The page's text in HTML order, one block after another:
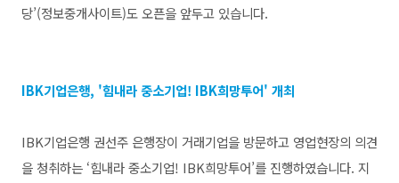
당’(정보중개사이트)도 오픈을 앞두고 있습니다.
IBK기업은행, '힘내라 중소기업! IBK희망투어' 개최
IBK기업은행 권선주 은행장이 거래기업을 방문하고 영업현장의 의견
을 청취하는 ‘힘내라 중소기업! IBK희망투어’를 진행하였습니다. 지